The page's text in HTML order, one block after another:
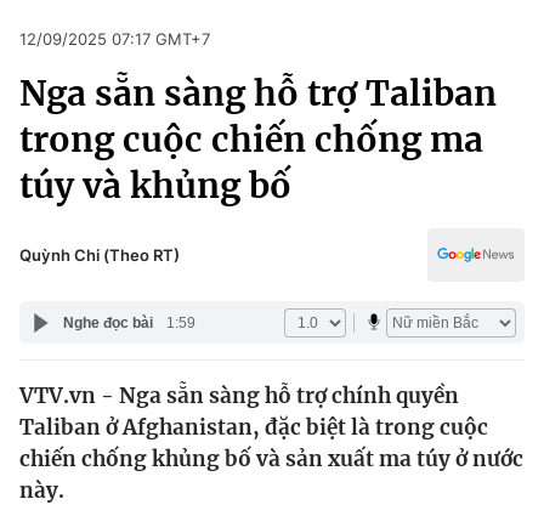
Chuyên mục
Chính trị
Xã hội
Pháp luật
Y tế
Thế giới
Tin tức
Thế giới đó đây
Kinh tế
Pháp luật
Kinh tế
Thể thao
Truyền hình
Văn hóa - Giải trí
Công nghệ
12/09/2025 07:17 GMT+7
Nga sẵn sàng hỗ trợ Taliban
trong cuộc chiến chống ma
túy và khủng bố
Quỳnh Chi (Theo RT)
Nghe đọc bài 1:59
VTV.vn - Nga sẵn sàng hỗ trợ chính quyền
Taliban ở Afghanistan, đặc biệt là trong cuộc
chiến chống khủng bố và sản xuất ma túy ở nước
này.